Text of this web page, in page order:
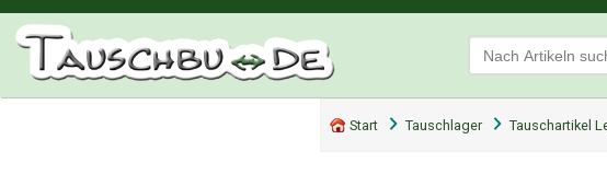
Start Tauschlager Tauschartikel